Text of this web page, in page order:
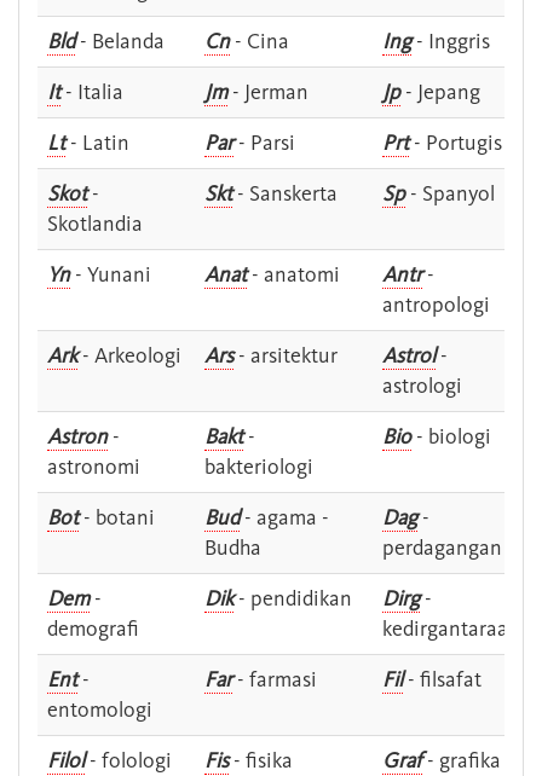
Bld- Belanda Cn- Cina Ing- Inggris
It- Italia Jm- Jerman Jp- Jepang
Lt- Latin Par- Parsi Prt- Portugis
Skot-
Skotlandia
Skt- Sanskerta Sp- Spanyol
Yn- Yunani Anat- anatomi Antr-
antropologi
Ark- Arkeologi Ars- arsitektur Astrol-
astrologi
Astron-
astronomi
Bakt-
bakteriologi
Bio- biologi
Bot- botani Bud- agama -
Budha
Dag-
perdagangan
Dem-
demografi
Dik- pendidikan Dirg-
kedirgantaraan
Ent-
entomologi
Far- farmasi Fil- filsafat
Filol- folologi Fis- fisika Graf- grafika